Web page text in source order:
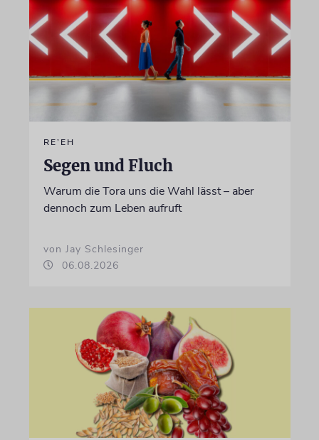
RE’EH
Segen und Fluch
Warum die Tora uns die Wahl lässt – aber
dennoch zum Leben aufruft
von Jay Schlesinger
06.08.2026